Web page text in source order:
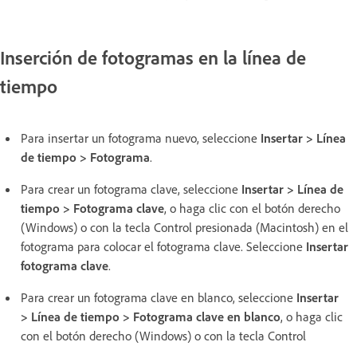
Inserción de fotogramas en la línea de
tiempo
Para insertar un fotograma nuevo, seleccione Insertar > Línea
de tiempo > Fotograma.
Para crear un fotograma clave, seleccione Insertar > Línea de
tiempo > Fotograma clave, o haga clic con el botón derecho
(Windows) o con la tecla Control presionada (Macintosh) en el
fotograma para colocar el fotograma clave. Seleccione Insertar
fotograma clave.
Para crear un fotograma clave en blanco, seleccione Insertar
> Línea de tiempo > Fotograma clave en blanco, o haga clic
con el botón derecho (Windows) o con la tecla Control